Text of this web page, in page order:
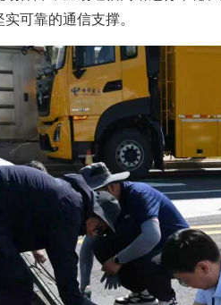
可靠的通信支撑。